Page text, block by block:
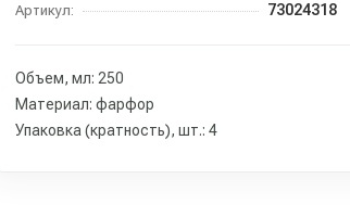
Артикул: 73024318
Объем, мл: 250
Материал: фарфор
Упаковка (кратность), шт.: 4